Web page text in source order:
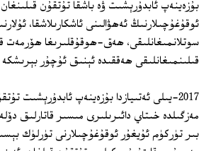
بۇزەينەپ ئابدۇرېشىت ۋە باشقا تۇتقۇن
ئوقۇغۇچىلارنىڭ ئەھۋالىنى ئاشكارىلاشقا،
سوتلانمىغانلىقى، ھەق-ھوقۇقلىرىغا ھۆرمەت
قىلىنمىغانلىقى ھەققىدە ئېنىق ئۇچۇر
2017-يىلى ئەتىيازدا بۇزەينەپ ئابدۇرېشىت
مەزگىلدە خىتاي دائىرىلىرى مىسىر قاتارلىق
بىر تۈركۈم ئۇيغۇر ئوقۇغۇچىلارنى تۈرلۈك